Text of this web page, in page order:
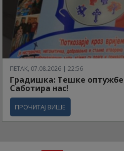
ПЕТАК, 07.08.2026 | 22:56
Градишка: Тешке
Саботира нас!
ПРОЧИТАЈ ВИШЕ